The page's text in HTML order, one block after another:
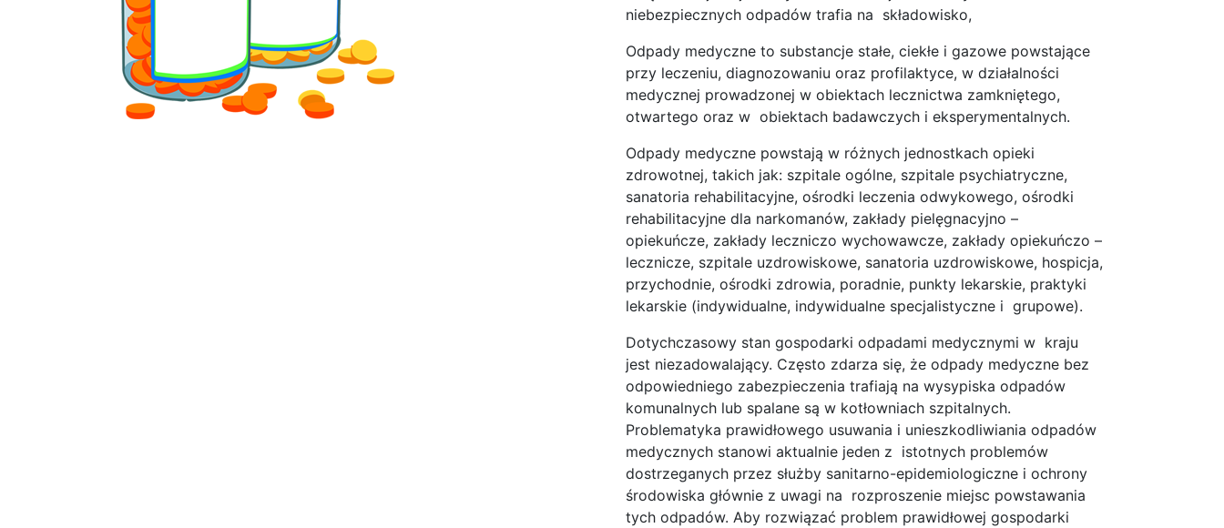
niebezpiecznych odpadów trafia na składowisko,
Odpady medyczne to substancje stałe, ciekłe i gazowe powstające
przy leczeniu, diagnozowaniu oraz profilaktyce, w działalności
medycznej prowadzonej w obiektach lecznictwa zamkniętego,
otwartego oraz w obiektach badawczych i eksperymentalnych.
Odpady medyczne powstają w różnych jednostkach opieki
zdrowotnej, takich jak: szpitale ogólne, szpitale psychiatryczne,
sanatoria rehabilitacyjne, ośrodki leczenia odwykowego, ośrodki
rehabilitacyjne dla narkomanów, zakłady pielęgnacyjno –
opiekuńcze, zakłady leczniczo wychowawcze, zakłady opiekuńczo –
lecznicze, szpitale uzdrowiskowe, sanatoria uzdrowiskowe, hospicja,
przychodnie, ośrodki zdrowia, poradnie, punkty lekarskie, praktyki
lekarskie (indywidualne, indywidualne specjalistyczne i grupowe).
Dotychczasowy stan gospodarki odpadami medycznymi w kraju
jest niezadowalający. Często zdarza się, że odpady medyczne bez
odpowiedniego zabezpieczenia trafiają na wysypiska odpadów
komunalnych lub spalane są w kotłowniach szpitalnych.
Problematyka prawidłowego usuwania i unieszkodliwiania odpadów
medycznych stanowi aktualnie jeden z istotnych problemów
dostrzeganych przez służby sanitarno-epidemiologiczne i ochrony
środowiska głównie z uwagi na rozproszenie miejsc powstawania
tych odpadów. Aby rozwiązać problem prawidłowej gospodarki